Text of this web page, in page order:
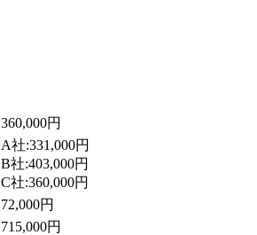
360,000円
A社:331,000円
B社:403,000円
C社:360,000円
72,000円
715,000円